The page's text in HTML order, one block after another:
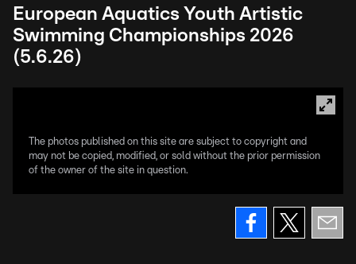
European Aquatics Youth Artistic
Swimming Championships 2026
(5.6.26)
The photos published on this site are subject to copyright and
may not be copied, modified, or sold without the prior permission
of the owner of the site in question.